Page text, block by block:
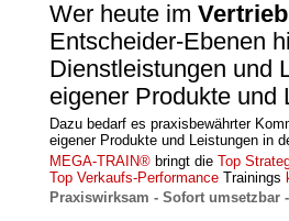
Wer heute im
Entscheider-Ebenen
Dienstleistungen und
eigener Produkte und
Dazu bedarf es praxisbewährter
eigener Produkte und Leistungen in
MEGA-TRAIN® bringt die Top
Top Verkaufs-Performance Trainings
Praxiswirksam - Sofort umsetzbar